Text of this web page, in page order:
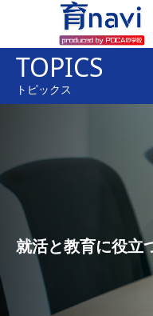
TOPICS
トピックス
就活と教育に役立